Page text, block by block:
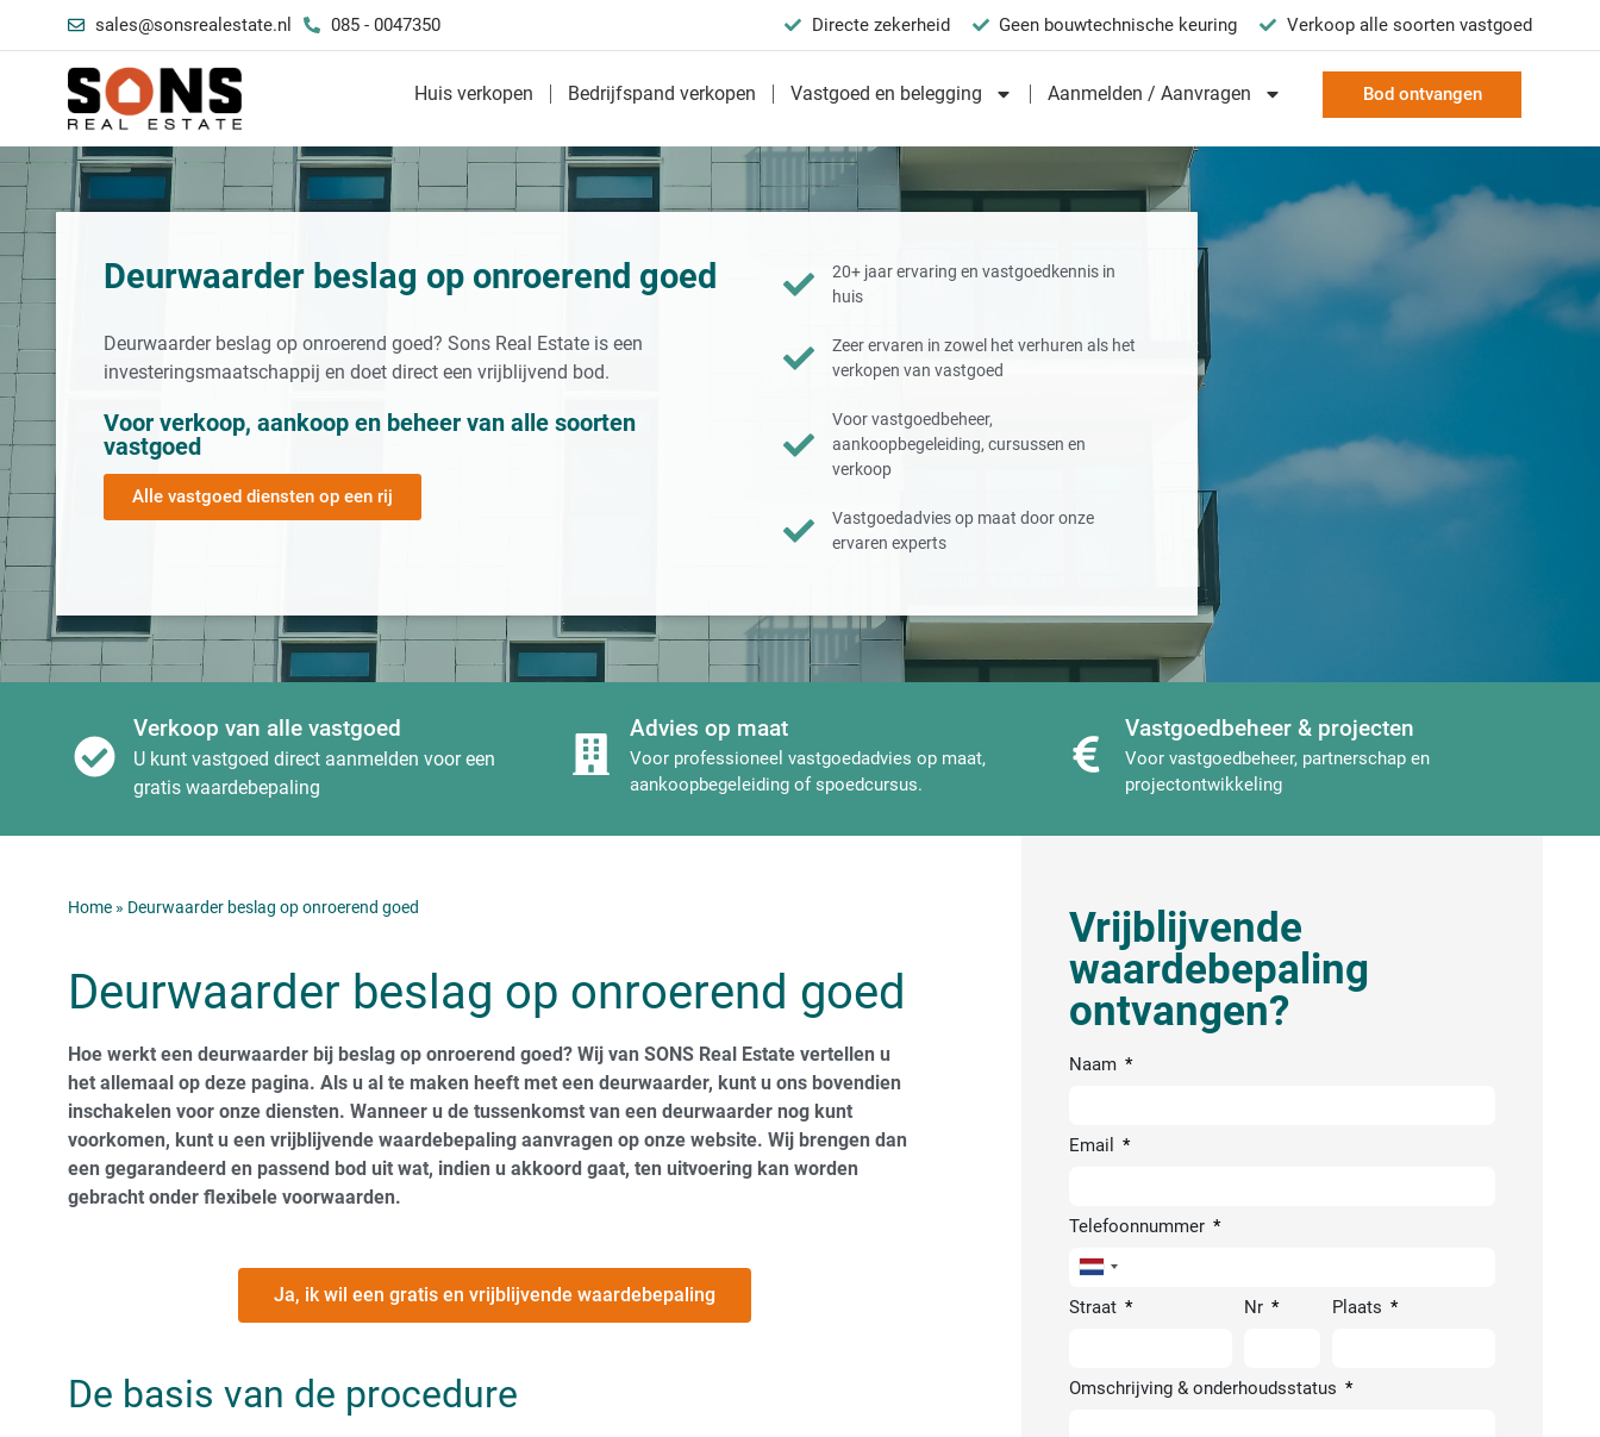
sales@sonsrealestate.nl 085 - 0047350 Directe zekerheid Geen bouwtechnische keuring Verkoop alle soorten vastgoed
Huis verkopen Bedrijfspand verkopen Vastgoed en belegging Aanmelden / Aanvragen Bod ontvangen
Deurwaarder beslag op onroerend goed
Deurwaarder beslag op onroerend goed? Sons Real Estate is een
investeringsmaatschappij en doet direct een vrijblijvend bod.
Voor verkoop, aankoop en beheer van alle soorten
vastgoed
Alle vastgoed diensten op een rij
20+ jaar ervaring en vastgoedkennis in
huis
Zeer ervaren in zowel het verhuren als het
verkopen van vastgoed
Voor vastgoedbeheer,
aankoopbegeleiding, cursussen en
verkoop
Vastgoedadvies op maat door onze
ervaren experts
Verkoop van alle vastgoed
U kunt vastgoed direct aanmelden voor een
gratis waardebepaling
Advies op maat
Voor professioneel vastgoedadvies op maat,
aankoopbegeleiding of spoedcursus.
Vastgoedbeheer & projecten
Voor vastgoedbeheer, partnerschap en
projectontwikkeling
Home » Deurwaarder beslag op onroerend goed
Deurwaarder beslag op onroerend goed
Hoe werkt een deurwaarder bij beslag op onroerend goed? Wij van SONS Real Estate vertellen u
het allemaal op deze pagina. Als u al te maken heeft met een deurwaarder, kunt u ons bovendien
inschakelen voor onze diensten. Wanneer u de tussenkomst van een deurwaarder nog kunt
voorkomen, kunt u een vrijblijvende waardebepaling aanvragen op onze website. Wij brengen dan
een gegarandeerd en passend bod uit wat, indien u akkoord gaat, ten uitvoering kan worden
gebracht onder flexibele voorwaarden.
Ja, ik wil een gratis en vrijblijvende waardebepaling
De basis van de procedure
Vrijblijvende
waardebepaling
ontvangen?
Naam
Email
Telefoonnummer
Netherlands
+31
Straat Nr Plaats
Omschrijving & onderhoudsstatus